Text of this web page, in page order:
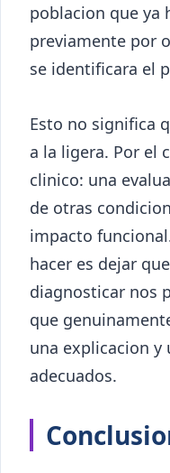
poblacion que ya
previamente por
se identificara el
Esto no significa
a la ligera. Por el
clinico: una
de otras
impacto
hacer es dejar
diagnosticar nos
que
una explicacion
adecuados.